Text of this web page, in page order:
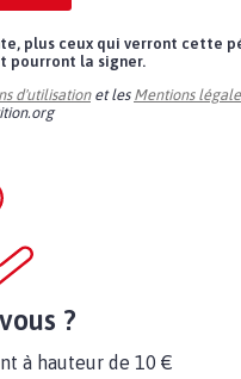
plus ceux qui verront cette
pourront la signer.
d'utilisationet les Mentions
?
à hauteur de 10 €